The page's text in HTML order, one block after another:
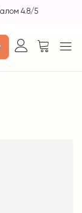
4.8/5